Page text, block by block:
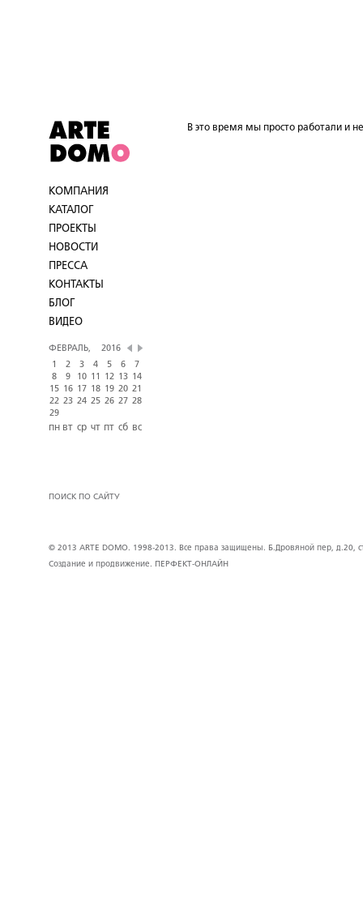
КОМПАНИЯ
КАТАЛОГ
ПРОЕКТЫ
НОВОСТИ
ПРЕССА
КОНТАКТЫ
БЛОГ
ВИДЕО
ФЕВРАЛЬ,
2016
1
2 3 4 5 6
7
8
9 10 11 12 13
14
15 16 17 18 19 20 21
22 23 24 25 26 27 28
29
пн вт ср чт пт сб вс
ПОИСК ПО САЙТУ
В это время мы просто работали и
© 2013 ARTE DOMO. 1998-2013. Все права защищены. Б.Дровяной пер, д.20,
Создание и продвижение.
ПЕРФЕКТ-ОНЛАЙН